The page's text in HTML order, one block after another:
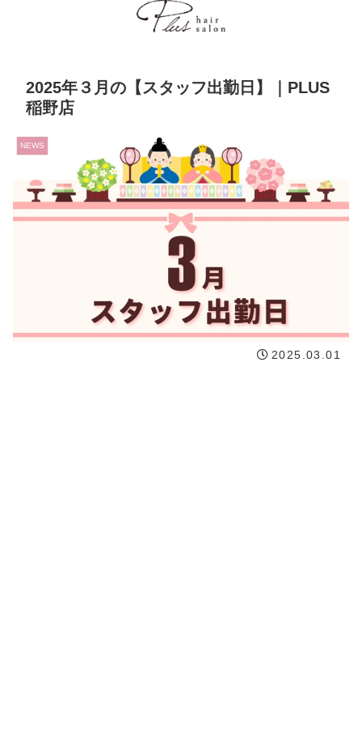
2025年３月の【スタッフ出勤日】｜PLUS
稲野店
NEWS
2025.03.01